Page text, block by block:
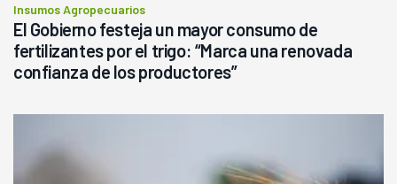
Insumos Agropecuarios
El Gobierno festeja un mayor consumo de
fertilizantes por el trigo: “Marca una renovada
confianza de los productores”